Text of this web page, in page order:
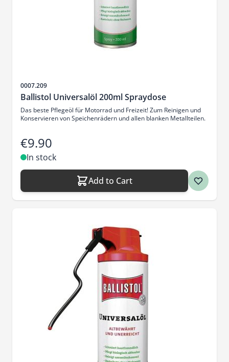
Sku
0007.209
Ballistol Universalöl 200ml Spraydose
Das beste Pflegeöl für Motorrad und Freizeit! Zum Reinigen und
Konservieren von Speichenrädern und allen blanken Metallteilen.
€9.90
In stock
Add to Cart